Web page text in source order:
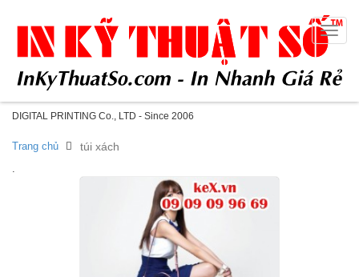
DIGITAL PRINTING Co., LTD - Since 2006
Toggle
Trang chủ túi xách
.